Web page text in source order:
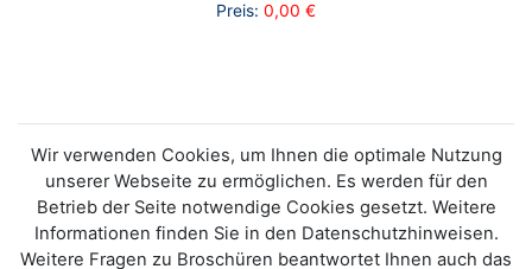
Preis: 0,00 €
Wir verwenden Cookies, um Ihnen die optimale Nutzung
unserer Webseite zu ermöglichen. Es werden für den
Betrieb der Seite notwendige Cookies gesetzt. Weitere
Informationen finden Sie in den Datenschutzhinweisen.
Weitere Fragen zu Broschüren beantwortet Ihnen auch das